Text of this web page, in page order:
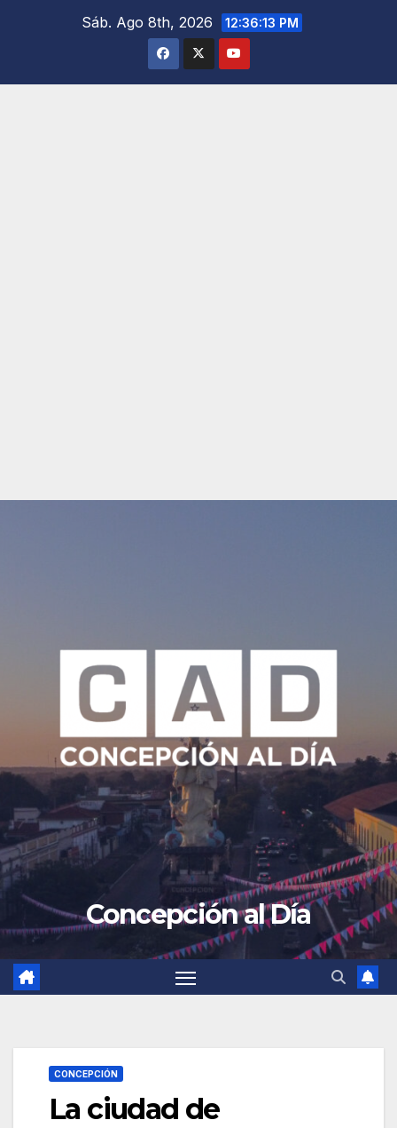
Sáb. Ago 8th, 2026 12:36:15 PM
Concepción al Día
CONCEPCIÓN
La ciudad de